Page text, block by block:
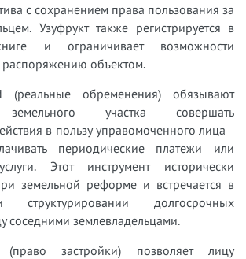
с сохранением права пользования за
Узуфрукт также регистрируется в
и ограничивает возможности
распоряжению объектом.
(реальные обременения) обязывают
земельного участка совершать
в пользу управомоченного лица -
периодические платежи или
Этот инструмент исторически
земельной реформе и встречается в
долгосрочных
соседними землевладельцами.
(право застройки) позволяет лицу